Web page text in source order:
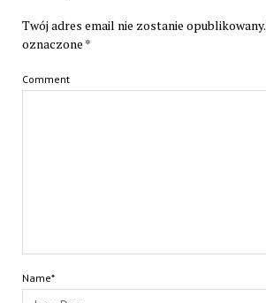
Twój adres email nie zostanie opublikowany.
oznaczone *
Comment
Name*